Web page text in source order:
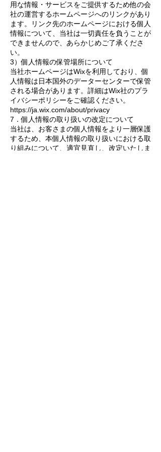
用な情報・サービスをご提供するため他の会
社の運営するホームページへのリンクがあり
ます。リンク先のホームページにおける個人
情報について、当社は一切責任を負うことが
できませんので、あらかじめご了承くださ
い。
3）個人情報の保管場所について
当社ホームページはWixを利用しており、個
人情報は日本国外のデーターセンターで保管
される場合があります。詳細はWix社のプラ
イバシーポリシーをご確認ください。
https://ja.wix.com/about/privacy
7．個人情報の取り扱いの改定について
当社は、お客さまの個人情報をより一層保護
するため、本個人情報の取り扱いにおける取
り組みについて、適宜見直し、改定いたしま